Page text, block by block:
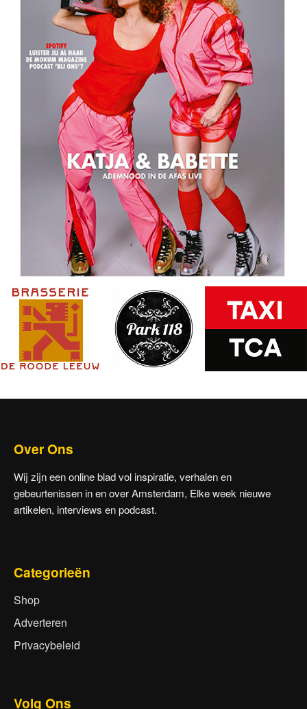
Over Ons
Wij zijn een online blad vol inspiratie, verhalen en
gebeurtenissen in en over Amsterdam, Elke week nieuwe
artikelen, interviews en podcast.
Categorieën
Shop
Adverteren
Privacybeleid
Volg Ons